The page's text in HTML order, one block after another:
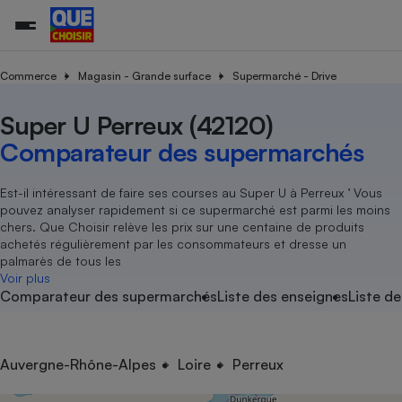
Commerce Magasin - Grande surface Supermarché - Drive
Super U Perreux (42120)
Comparateur des supermarchés
Est-il intéressant de faire ses courses au Super U à Perreux ’ Vous
pouvez analyser rapidement si ce supermarché est parmi les moins
chers. Que Choisir relève les prix sur une centaine de produits
achetés régulièrement par les consommateurs et dresse un
palmarès de tous les
Voir plus
Comparateur des supermarchésListe des enseignesListe
Auvergne-Rhône-Alpes Loire Perreux
Nutrition
Assurance auto
Magasin - Grande surface
Méthode de vente -
Organismes de défense
Système judiciairegratuit
Déchet
Achat - Vente - Travaux
Location
Sport
électrique
Démarche administrative
Senior
Service marchand
Train
Transport aérien
Toutes les actualités
Enquêtes
Guides d'achat
Conseils
Brèves
Tous les services
Soumettre un litige
Lettres types
Rencontrer une association locale
Tous nos combats
Nos actions
Nos grandes victoires
Les billets de la présidente
Nos associations locales
Nous rejoindre
En savoir plus sur Que Choisir Ensemble
?
L’association
Nos missions
Notre méthodologie
Notre financement
Nos partenaires
Nous rejoindre